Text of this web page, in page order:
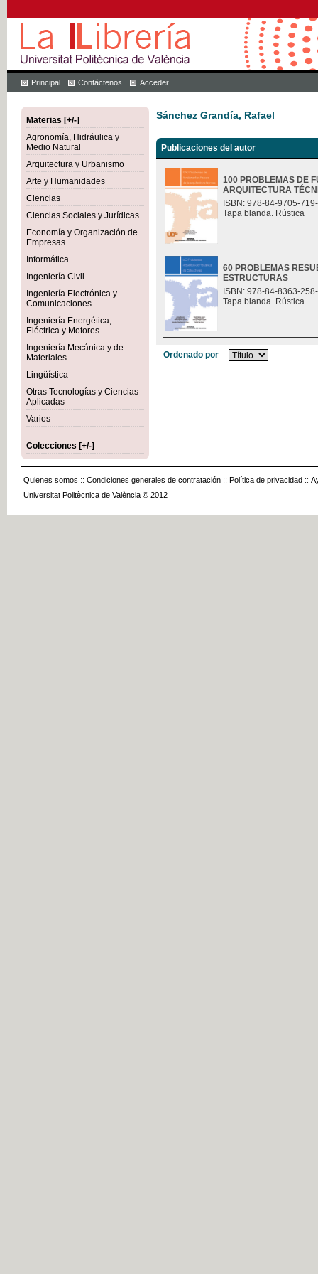
Principal Contáctenos Acceder
Materias [+/-]
Agronomía, Hidráulica y
Medio Natural
Arquitectura y Urbanismo
Arte y Humanidades
Ciencias
Ciencias Sociales y Jurídicas
Economía y Organización de
Empresas
Informática
Ingeniería Civil
Ingeniería Electrónica y
Comunicaciones
Ingeniería Energética,
Eléctrica y Motores
Ingeniería Mecánica y de
Materiales
Lingüística
Otras Tecnologías y Ciencias
Aplicadas
Varios
Colecciones [+/-]
Sánchez Grandía, Rafael
Publicaciones del autor
100 PROBLEMAS DE
ARQUITECTURA
ISBN: 978-84-9705-
Tapa blanda. Rústica
60 PROBLEMAS
ESTRUCTURAS
ISBN: 978-84-8363-
Tapa blanda. Rústica
Ordenado por
Quienes somos :: Condiciones generales de contratación :: Política de privacidad ::
Universitat Politècnica de València © 2012